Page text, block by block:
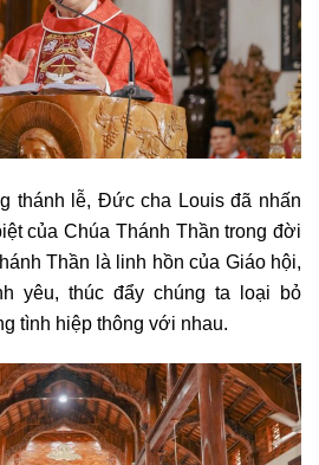
thánh lễ, Đức cha Louis đã nhấn
của Chúa Thánh Thần trong đời
Thần là linh hồn của Giáo hội,
yêu, thúc đẩy chúng ta loại bỏ
tình hiệp thông với nhau.